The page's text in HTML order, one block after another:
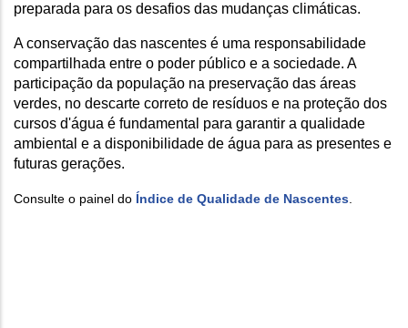
preparada para os desafios das mudanças climáticas.
A conservação das nascentes é uma responsabilidade
compartilhada entre o poder público e a sociedade. A
participação da população na preservação das áreas
verdes, no descarte correto de resíduos e na proteção dos
cursos d'água é fundamental para garantir a qualidade
ambiental e a disponibilidade de água para as presentes e
futuras gerações.
Consulte o painel do Índice de Qualidade de Nascentes.